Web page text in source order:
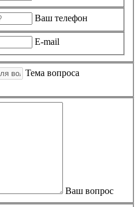
Ваш телефон
E-mail
Тема вопроса
Ваш вопрос